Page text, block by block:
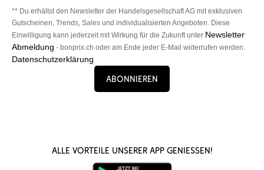
** Du erhältst den Newsletter der Handelsgesellschaft AG mit exklusiven
Gutscheinen, Trends, Sales und individualisierten Angeboten. Diese
Einwilligung kann jederzeit mit Wirkung für die Zukunft unter Newsletter
Abmeldung - bonprix.ch oder am Ende jeder E-Mail widerrufen werden.
Datenschutzerklärung
Abonnieren
Alle Vorteile unserer App genießen!